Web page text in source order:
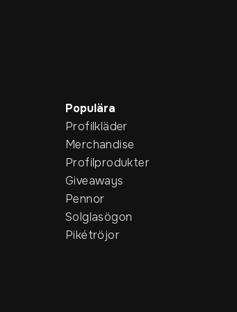
Populära
Profilkläder
Merchandise
Profilprodukter
Giveaways
Pennor
Solglasögon
Pikétröjor